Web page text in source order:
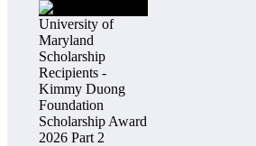
University of
Maryland
Scholarship
Recipients -
Kimmy Duong
Foundation
Scholarship Award
2026 Part 2